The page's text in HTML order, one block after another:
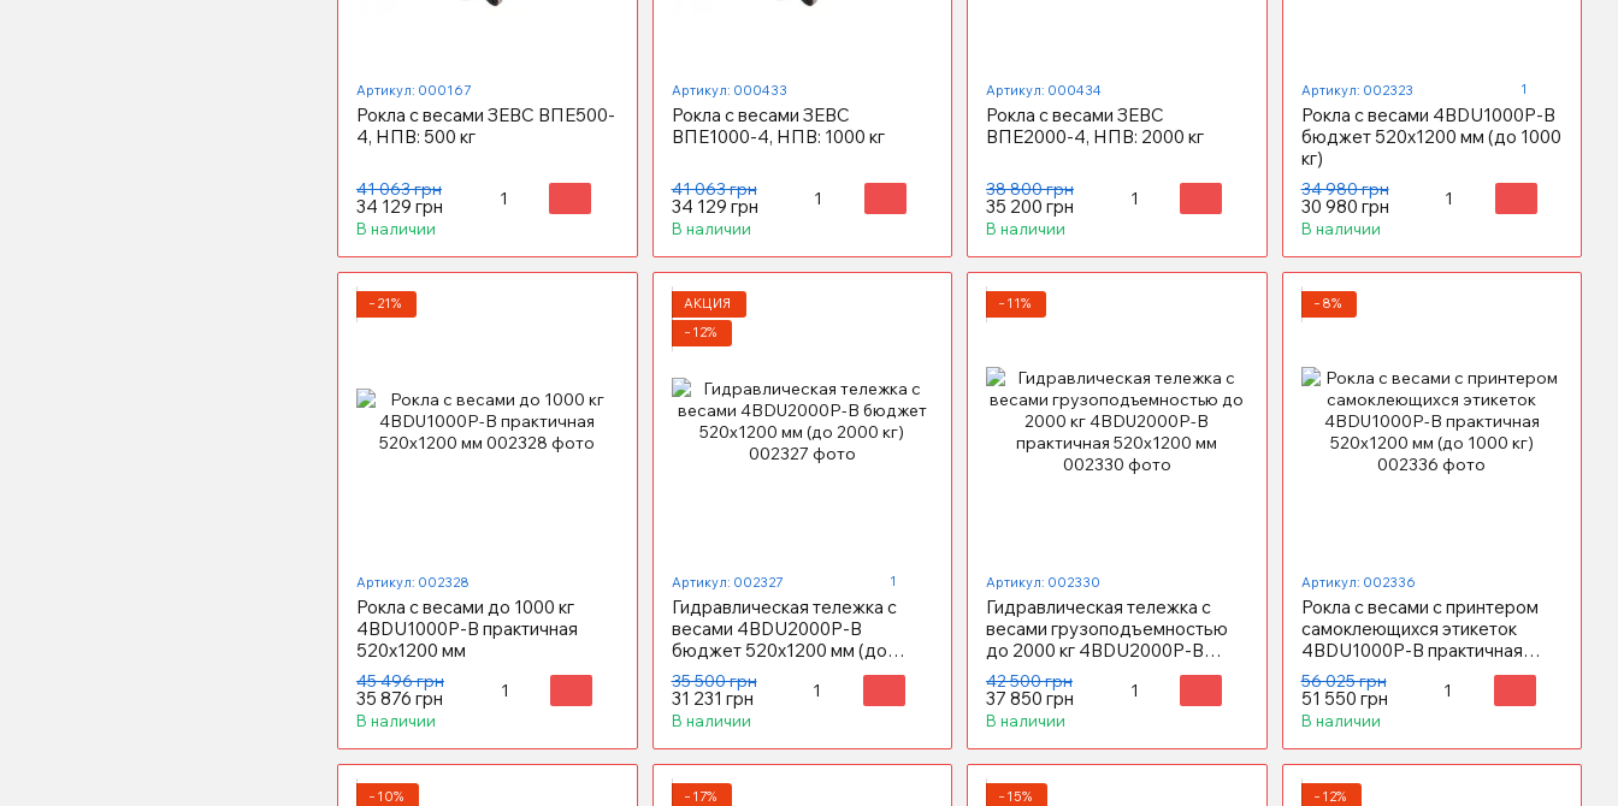
Артикул: 000167
Рокла с весами ЗЕВС ВПЕ500-
4, НПВ: 500 кг
41 063 грн
34 129 грн
В наличии
Артикул: 000433
Рокла с весами ЗЕВС
ВПЕ1000-4, НПВ: 1000 кг
41 063 грн
34 129 грн
В наличии
Артикул: 000434
Рокла с весами ЗЕВС
ВПЕ2000-4, НПВ: 2000 кг
38 800 грн
35 200 грн
В наличии
Артикул: 002323 1
Рокла с весами 4BDU1000P-В
бюджет 520x1200 мм (до 1000
кг)
34 980 грн
30 980 грн
В наличии
−21%
Артикул: 002328
Рокла с весами до 1000 кг
4BDU1000P-В практичная
520x1200 мм
45 496 грн
35 876 грн
В наличии
АКЦИЯ
−12%
Артикул: 002327 1
Гидравлическая тележка с
весами 4BDU2000P-В
бюджет 520x1200 мм (до
2000 кг)
35 500 грн
31 231 грн
В наличии
−11%
Артикул: 002330
Гидравлическая тележка с
весами грузоподъемностью
до 2000 кг 4BDU2000P-В
практичная 520x1200 мм
42 500 грн
37 850 грн
В наличии
−8%
Артикул: 002336
Рокла с весами с принтером
самоклеющихся этикеток
4BDU1000P-В практичная
520x1200 мм (до 1000 кг)
56 025 грн
51 550 грн
В наличии
−10% −17% −15% −12%